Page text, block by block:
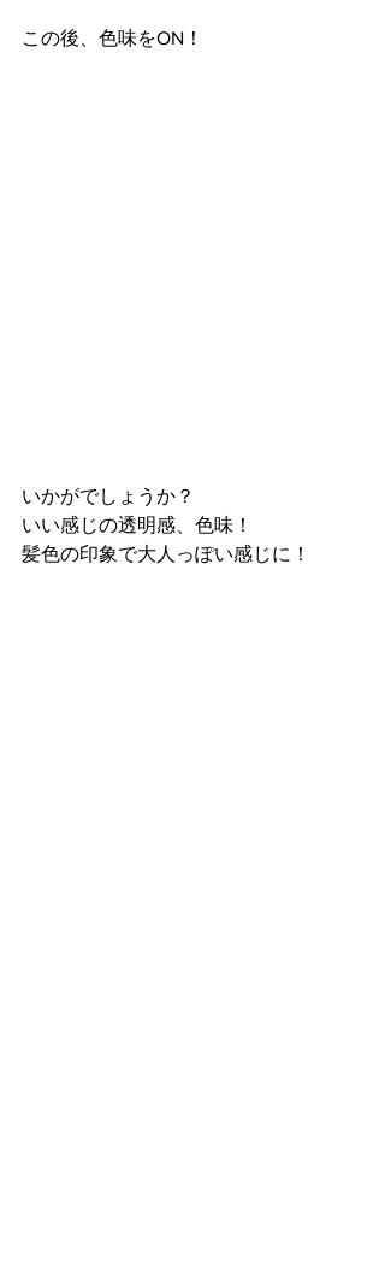
この後、色味をON！
いかがでしょうか？
いい感じの透明感、色味！
髪色の印象で大人っぽい感じに！